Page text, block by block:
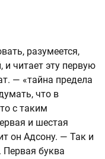
разумеется,
и читает эту первую
— «тайна предела
что в
с таким
и шестая
он Адсону. — Так и
Первая буква